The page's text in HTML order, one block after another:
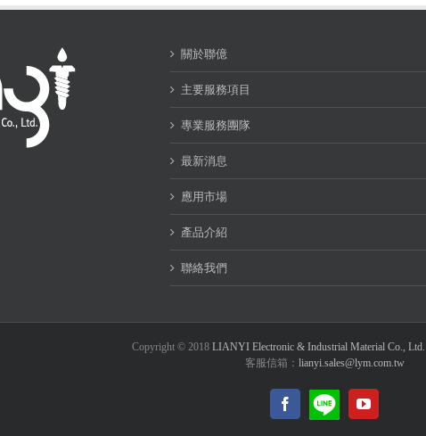
關於聯億
主要服務項目
專業服務團隊
最新消息
應用市場
產品介紹
聯絡我們
Copyright © 2018 LIANYI Electronic & Industrial Material Co., Ltd.
客服信箱： lianyi.sales@lym.com.tw
Facebook
LINE@ YouTube